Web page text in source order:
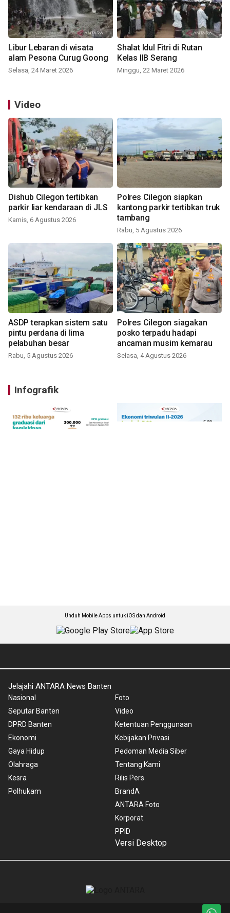
Libur Lebaran di wisata
alam Pesona Curug Goong
Selasa, 24 Maret 2026
Shalat Idul Fitri di Rutan
Kelas IIB Serang
Minggu, 22 Maret 2026
Video
Dishub Cilegon tertibkan
parkir liar kendaraan di JLS
Kamis, 6 Agustus 2026
Polres Cilegon siapkan
kantong parkir tertibkan truk
tambang
Rabu, 5 Agustus 2026
ASDP terapkan sistem satu
pintu perdana di lima
pelabuhan besar
Rabu, 5 Agustus 2026
Polres Cilegon siagakan
posko terpadu hadapi
ancaman musim kemarau
Selasa, 4 Agustus 2026
Infografik
Unduh Mobile Apps untuk iOS dan Android
Jelajahi ANTARA News Banten
Nasional
Seputar Banten
DPRD Banten
Ekonomi
Gaya Hidup
Olahraga
Kesra
Polhukam
Foto
Video
Ketentuan Penggunaan
Kebijakan Privasi
Pedoman Media Siber
Tentang Kami
Rilis Pers
BrandA
ANTARA Foto
Korporat
PPID
Versi Desktop